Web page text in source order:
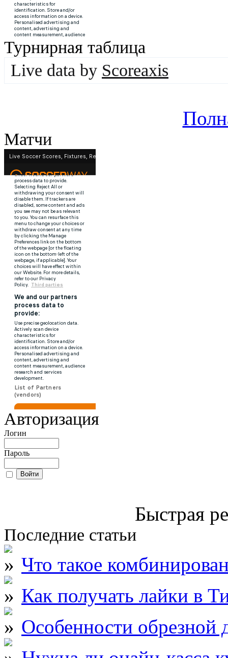
Турнирная таблица
Live data by Scoreaxis
Матчи
Авторизация
Логин
Пароль
Быстрая
Последние статьи
Что такое
Как получать лайки в
Особенности обрезной